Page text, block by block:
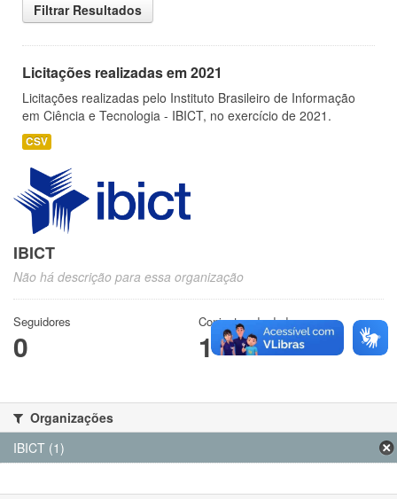
Filtrar Resultados
Licitações realizadas em 2021
Licitações realizadas pelo Instituto Brasileiro de Informação
em Ciência e Tecnologia - IBICT, no exercício de 2021.
CSV
IBICT
Não há descrição para essa organização
Seguidores
0
Conjuntos de dados
1
Organizações
IBICT (1)